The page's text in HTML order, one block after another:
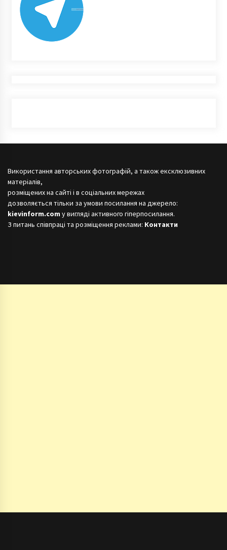
Використання авторських фотографій, а також ексклюзивних
матеріалів,
розміщених на сайті і в соціальних мережах
дозволяється тільки за умови посилання на джерело:
kievinform.com у вигляді активного гіперпосилання.
З питань співпраці та розміщення реклами: Контакти